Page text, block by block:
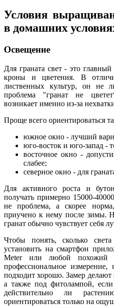
Условия
в домашних
Освещение
Для граната свет - это
кроны и цветения. В
лиственных культур, он не
проблема "гранат не
возникает именно из-за
Проще всего ориентироваться
южное окно - лучший
юго-восток и юго-запад -
восточное окно -
слабее;
северное окно - для
Для активного роста и
получать примерно 15000-
не проблема, а скорее
приучено к нему после зимы.
гранат обычно чувствует себя
Чтобы понять, сколько
установить на смартфон
Meter или любой похожий
профессиональное
подходит хорошо. Замер
а также под фитолампой,
действительно ли
ориентироваться только на